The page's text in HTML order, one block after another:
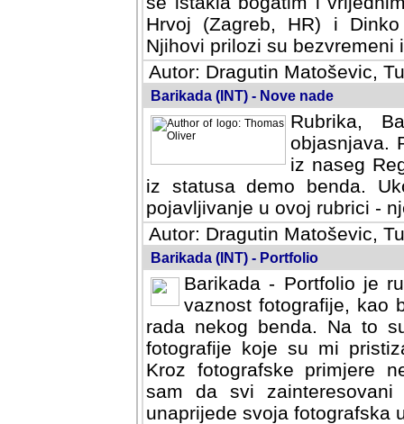
Hrvoj (Zagreb, HR) i
Njihovi prilozi su bezvremeni
Autor: Dragutin Matoševic,
Barikada (INT) - Nove nade
Rubrika,
objasnjava.
iz naseg
iz statusa demo benda.
pojavljivanje u ovoj rubrici -
Autor: Dragutin Matoševic,
Barikada (INT) - Portfolio
Barikada - Portfolio je
vaznost fotografije, kao
rada nekog benda. Na to
fotografije koje su mi
fotografske primjere
svi zainteresovani
svoja fotografska umijeca.